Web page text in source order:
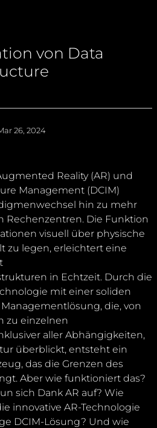
von Data
26, 2024
Reality (AR) und
Management (DCIM)
hin zu mehr
Rechenzentren. Die Funktion
visuell über physische
zu legen, erleichtert eine
in Echtzeit. Durch die
mit einer soliden
die, von
zu einzelnen
aller Abhängigkeiten,
überblickt, entsteht ein
das die Grenzen des
Aber wie funktioniert das?
sich Dank AR auf? Wie
innovative AR-Technologie
DCIM-Lösung? Und wie